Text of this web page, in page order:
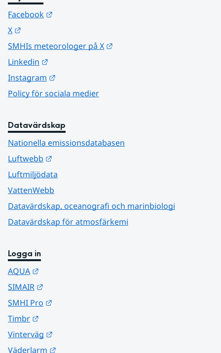
Facebook
X
SMHIs meteorologer på X
Linkedin
Instagram
Policy för sociala medier
Datavärdskap
Nationella emissionsdatabasen
Luftwebb
Luftmiljödata
VattenWebb
Datavärdskap, oceanografi och marinbiologi
Datavärdskap för atmosfärkemi
Logga in
AQUA
SIMAIR
SMHI Pro
Timbr
Vinterväg
Väderlarm